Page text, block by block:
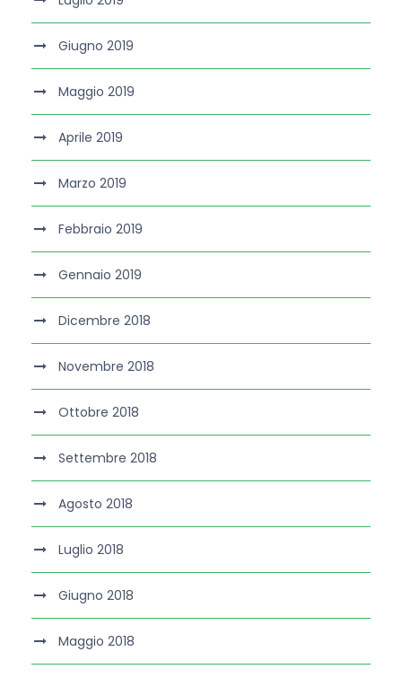
Giugno 2019
Maggio 2019
Aprile 2019
Marzo 2019
Febbraio 2019
Gennaio 2019
Dicembre 2018
Novembre 2018
Ottobre 2018
Settembre 2018
Agosto 2018
Luglio 2018
Giugno 2018
Maggio 2018